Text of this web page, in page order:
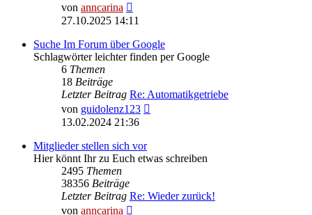
von anncarina
Beitrag
27.10.2025 14:11
Suche Im Forum über Google
Schlagwörter leichter finden per Google
6 Themen
18 Beiträge
Letzter Beitrag Re: Automatikgetriebe
von guidolenz123
13.02.2024 21:36
Mitglieder stellen sich vor
Hier könnt Ihr zu Euch etwas schreiben
2495 Themen
38356 Beiträge
Letzter Beitrag Re: Wieder zurück!
von anncarina